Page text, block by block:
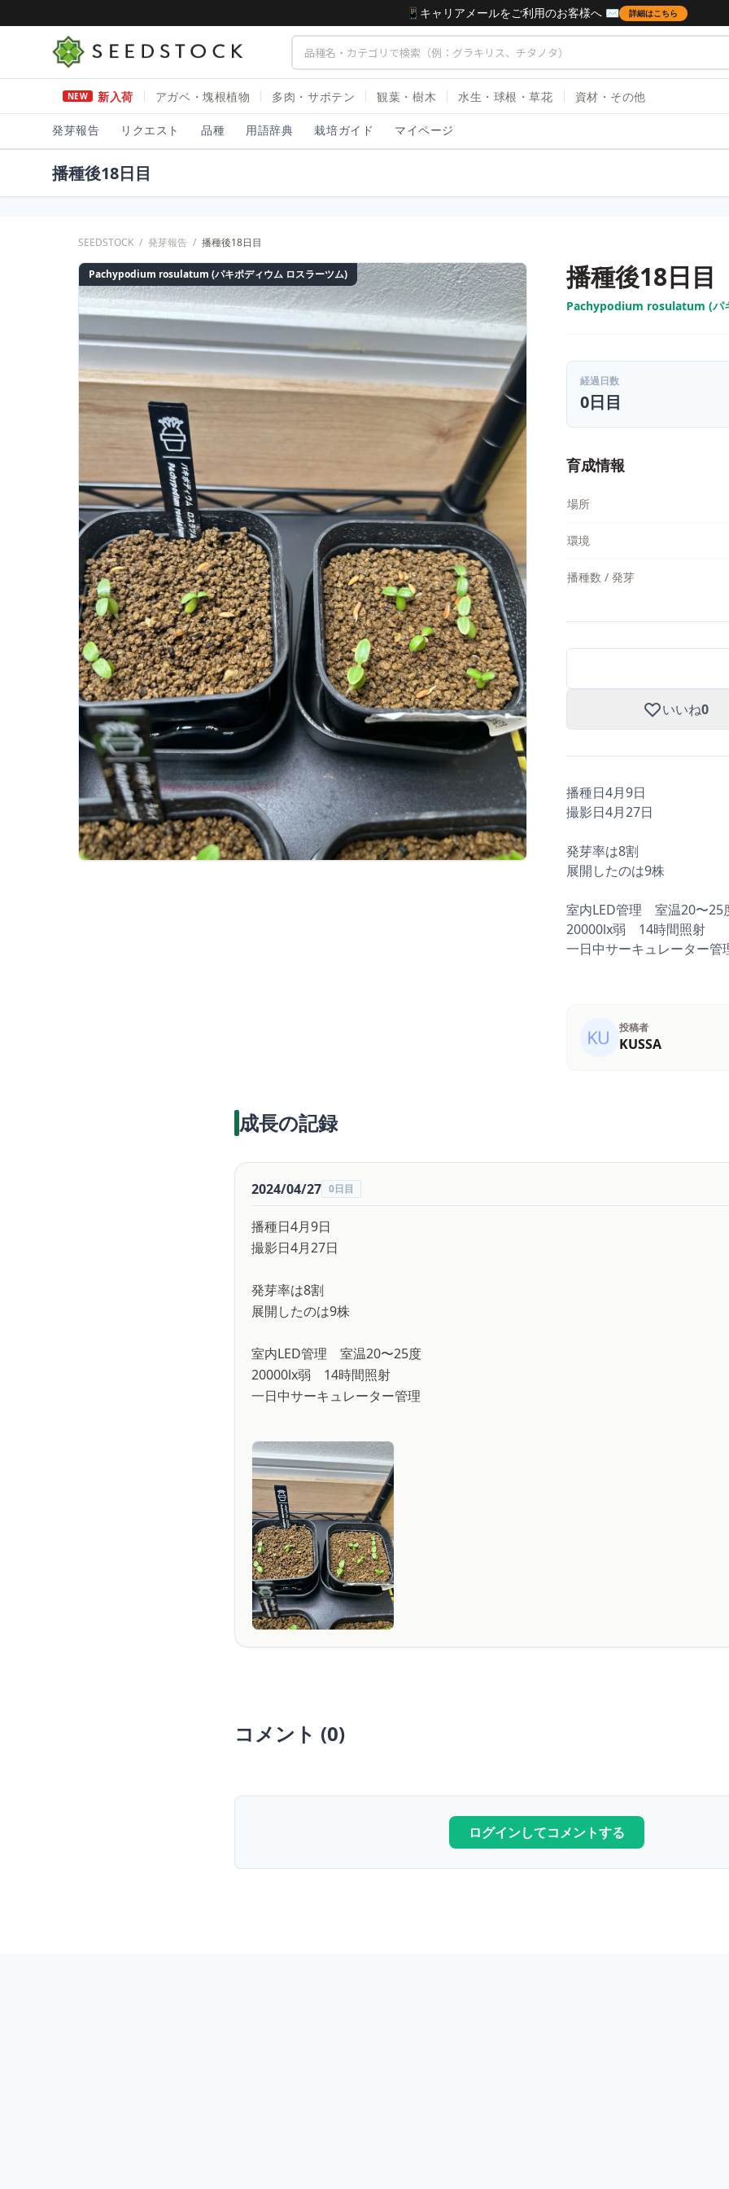
📱キャリアメールをご利用のお客様へ ✉️ 詳細はこちら
NEW 新入荷 アガベ・塊根植物 多肉・サボテン 観葉・樹木 水生・球根・草花 資材・その他
発芽報告 リクエスト 品種 用語辞典 栽培ガイド マイページ
播種後18日目
SEEDSTOCK / 発芽報告 / 播種後18日目
Pachypodium rosulatum (パキポディウム ロスラーツム) 播種後18日目
Pachypodium rosulatum (パ
経過日数
0日目
育成情報
場所
環境
播種数 / 発芽
いいね0
播種日4月9日
撮影日4月27日
発芽率は8割
展開したのは9株
室内LED管理 室温20〜25
20000lx弱 14時間照射
一日中サーキュレーター管
投稿者
KUSSA
成長の記録
2024/04/27 0日目
播種日4月9日
撮影日4月27日
発芽率は8割
展開したのは9株
室内LED管理 室温20〜25度
20000lx弱 14時間照射
一日中サーキュレーター管理
コメント (0)
ログインしてコメントする